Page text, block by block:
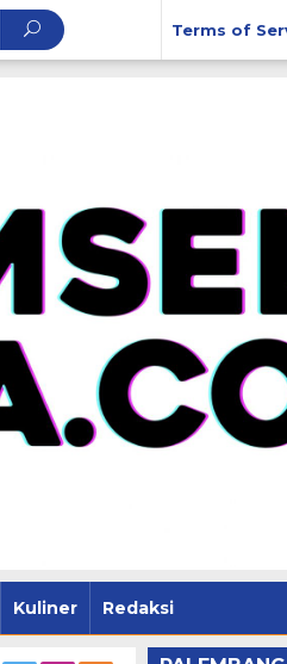
Terms of
Kuliner Redaksi